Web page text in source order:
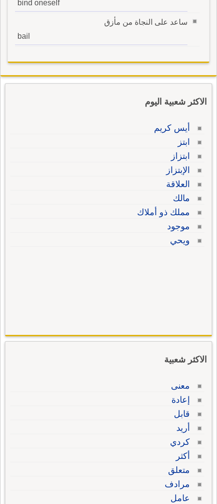
bind oneself
ساعد على النجاة من مأزق
bail
الاكثر شعبية اليوم
أيس كريم
ابتز
ابتزاز
الإبتزاز
العلاقة
مالك
مملك ذو أملاك
موجود
ويحي
الاكثر شعبية
معنى
إعادة
قابل
أريد
كردي
أكثر
متعلق
مرادف
عامل